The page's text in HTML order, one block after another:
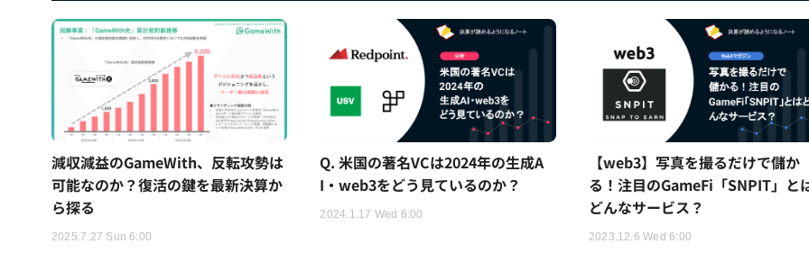
減収減益のGameWith、反転攻勢は
可能なのか？復活の鍵を最新決算か
ら探る
2025.7.27 Sun 6:00
Q. 米国の著名VCは2024年の生成A
I・web3をどう見ているのか？
2024.1.17 Wed 6:00
【web3】写真を撮るだけで儲か
る！注目のGameFi「SNPIT」と
どんなサービス？
2023.12.6 Wed 6:00